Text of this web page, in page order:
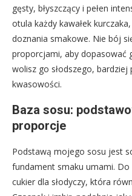
gęsty, błyszczący i pełen
otula każdy kawałek
doznania smakowe. Nie bój
proporcjami, aby dopasować
wolisz go słodszego,
kwasowości.
Baza sosu:
proporcje
Podstawą mojego sosu jest
fundament smaku umami.
cukier dla słodyczy, która